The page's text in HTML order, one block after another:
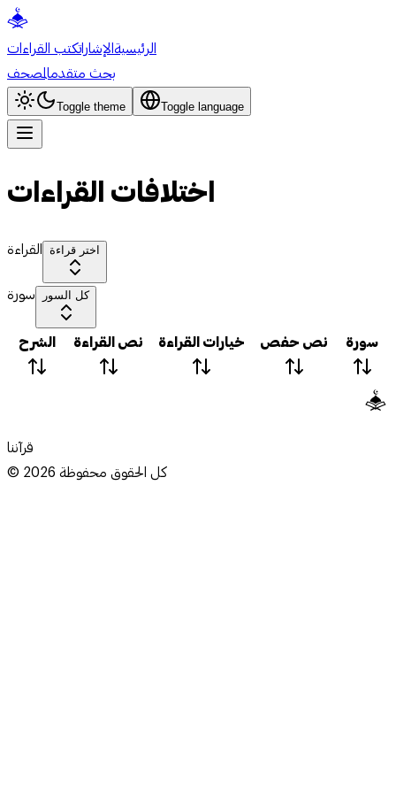
الرئيسيةالإشاراتكتب القراءات
بحث متقدمالمصحف
Toggle theme Toggle language
اختلافات القراءات
القراءة اختر قراءة
سورة كل السور
سورة نص حفص خيارات القراءة نص القراءة الشرح
قرآننا
© 2026كل الحقوق محفوظة